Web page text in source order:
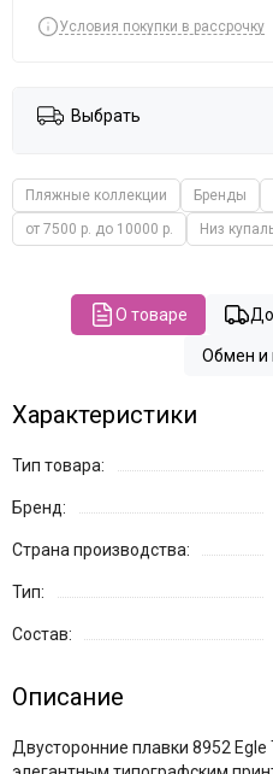
Условия покупки в рассрочку
Выбрать
Пляжные коллекции Бренды
от 7500 р. до 10000 р.
Низ
О товаре
Обмен и
Характеристики
Тип товара:
Бренд:
Страна производства:
Тип:
Состав:
Описание
Двусторонние плавки 8952